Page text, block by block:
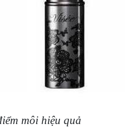
môi hiệu quả